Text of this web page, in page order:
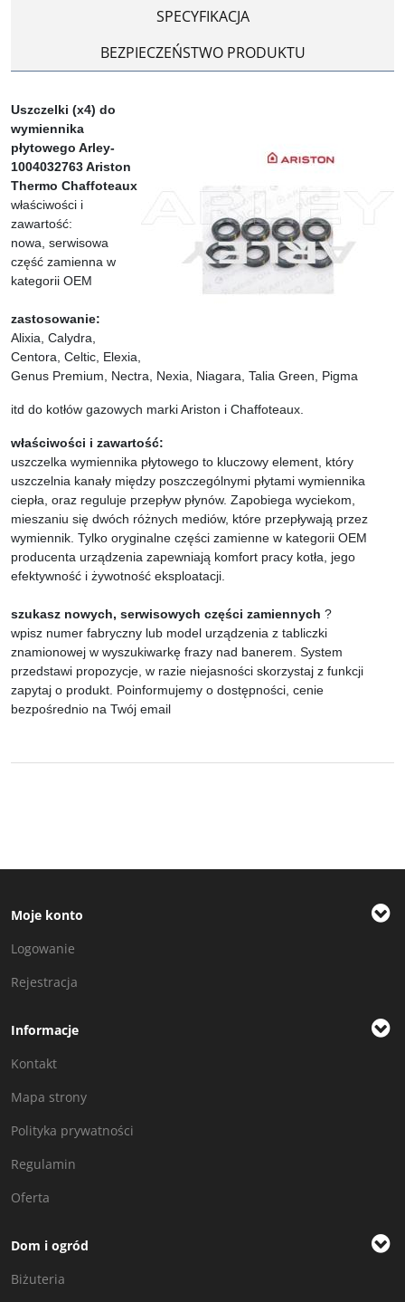
SPECYFIKACJA
BEZPIECZEŃSTWO PRODUKTU
Uszczelki (x4) do
wymiennika
płytowego Arley-
1004032763 Ariston
Thermo Chaffoteaux
właściwości i
zawartość:
nowa, serwisowa
część zamienna w
kategorii OEM
zastosowanie:
Alixia, Calydra,
Centora, Celtic, Elexia,
Genus Premium, Nectra, Nexia, Niagara, Talia Green, Pigma
itd do kotłów gazowych marki Ariston i Chaffoteaux.
właściwości i zawartość:
uszczelka wymiennika płytowego to kluczowy element, który
uszczelnia kanały między poszczególnymi płytami wymiennika
ciepła, oraz reguluje przepływ płynów. Zapobiega wyciekom,
mieszaniu się dwóch różnych mediów, które przepływają przez
wymiennik. Tylko oryginalne części zamienne w kategorii OEM
producenta urządzenia zapewniają komfort pracy kotła, jego
efektywność i żywotność eksploatacji.
szukasz nowych, serwisowych części zamiennych ?
wpisz numer fabryczny lub model urządzenia z tabliczki
znamionowej w wyszukiwarkę frazy nad banerem. System
przedstawi propozycje, w razie niejasności skorzystaj z funkcji
zapytaj o produkt. Poinformujemy o dostępności, cenie
bezpośrednio na Twój email
Moje konto
Logowanie
Rejestracja
Informacje
Kontakt
Mapa strony
Polityka prywatności
Regulamin
Oferta
Dom i ogród
Biżuteria